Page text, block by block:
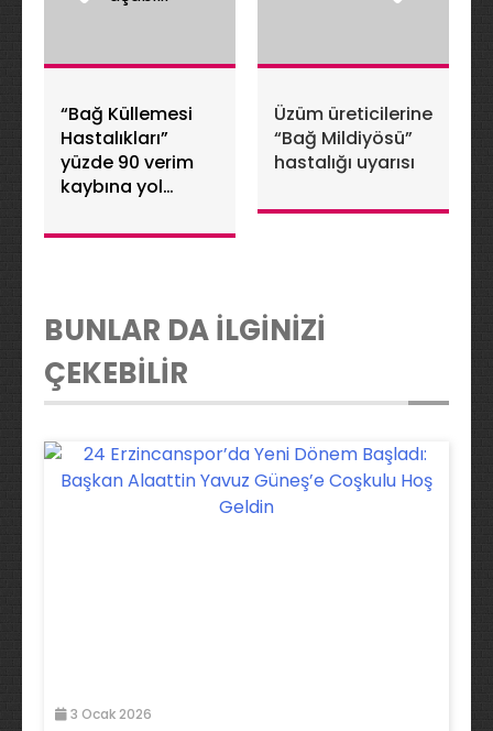
“Bağ Küllemesi
Hastalıkları”
yüzde 90 verim
kaybına yol
Üzüm üreticilerine
“Bağ Mildiyösü”
hastalığı uyarısı
BUNLAR DA İLGİNİZİ
ÇEKEBİLİR
3 Ocak 2026